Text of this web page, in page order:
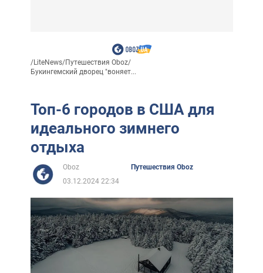
/LiteNews/Путешествия Oboz/
Букингемский дворец "воняет...
Топ-6 городов в США для
идеального зимнего
отдыха
Oboz
Путешествия Oboz
03.12.2024 22:34